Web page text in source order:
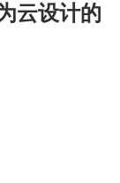
云设计的